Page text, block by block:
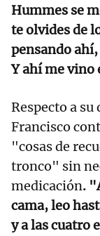
Hummes se
te olvides de
pensando ahí,
Y ahí me
Respecto a
Francisco
"cosas de
tronco" sin
medicación.
cama, leo
y a las cuatro